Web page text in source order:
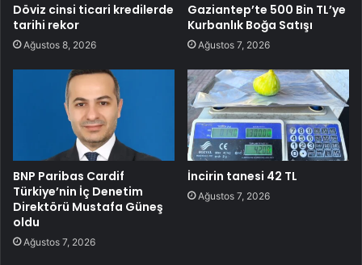
Döviz cinsi ticari kredilerde
tarihi rekor
Ağustos 8, 2026
Gaziantep’te 500 Bin TL’ye
Kurbanlık Boğa Satışı
Ağustos 7, 2026
BNP Paribas Cardif
Türkiye’nin İç Denetim
Direktörü Mustafa Güneş
oldu
Ağustos 7, 2026
İncirin tanesi 42 TL
Ağustos 7, 2026